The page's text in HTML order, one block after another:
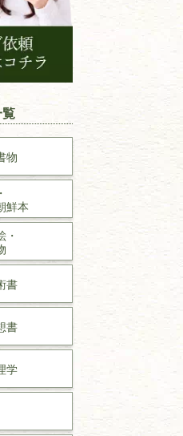
物
鮮本
・
書
書
学